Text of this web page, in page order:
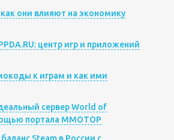
как они влияют на экономику
центр игр и приложений
к играм и как ими
сервер World of
портала MMOTOP